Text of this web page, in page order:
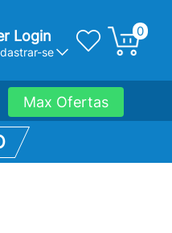
Login
se
0
Max Ofertas